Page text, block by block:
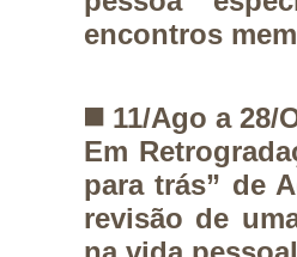
encontros
◼️ 11/Ago a 28/
Em
para trás” de
revisão de